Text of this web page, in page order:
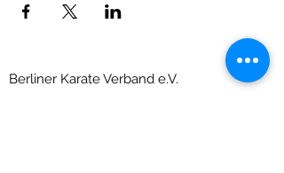
Berliner Karate Verband e.V.